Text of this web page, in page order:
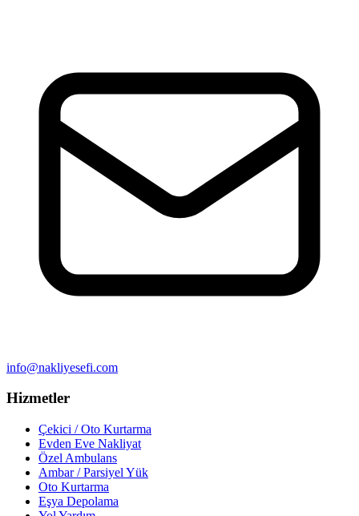
info@nakliyesefi.com
Hizmetler
Çekici / Oto Kurtarma
Evden Eve Nakliyat
Özel Ambulans
Ambar / Parsiyel Yük
Oto Kurtarma
Eşya Depolama